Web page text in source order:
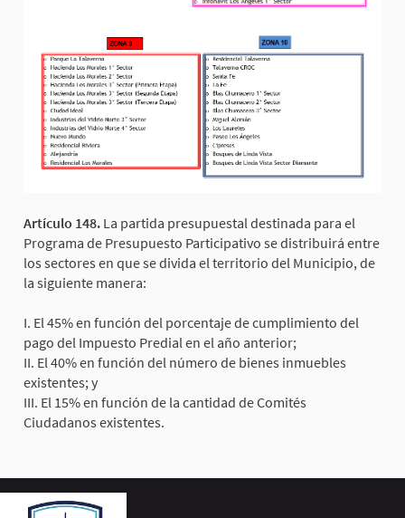
Artículo 148. La partida presupuestal destinada para el
Programa de Presupuesto Participativo se distribuirá entre
los sectores en que se divida el territorio del Municipio, de
la siguiente manera:
I. El 45% en función del porcentaje de cumplimiento del
pago del Impuesto Predial en el año anterior;
II. El 40% en función del número de bienes inmuebles
existentes; y
III. El 15% en función de la cantidad de Comités
Ciudadanos existentes.